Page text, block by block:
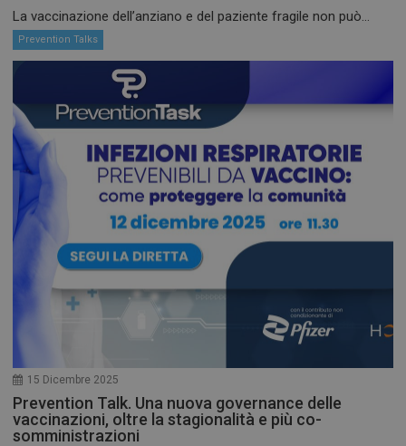
La vaccinazione dell’anziano e del paziente fragile non può...
Prevention Talks
15 Dicembre 2025
Prevention Talk. Una nuova governance delle
vaccinazioni, oltre la stagionalità e più co-
somministrazioni